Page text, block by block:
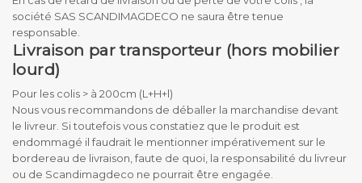
société SAS SCANDIMAGDECO ne saura être tenue
responsable.
Livraison par transporteur (hors mobilier
lourd)
Pour les colis > à 200cm (L+H+l)
Nous vous recommandons de déballer la marchandise devant
le livreur. Si toutefois vous constatiez que le produit est
endommagé il faudrait le mentionner impérativement sur le
bordereau de livraison, faute de quoi, la responsabilité du livreur
ou de Scandimagdeco ne pourrait être engagée.